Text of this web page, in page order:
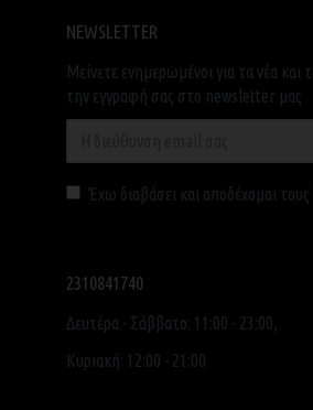
NEWSLETTER
Μείνετε ενημερωμένοι για τα νέα και
την εγγραφή σας στο newsletter μας
Έχω διαβάσει και αποδέχομαι τους
2310841740
Δευτέρα - Σάββατο: 11:00 - 23:00,
Κυριακή: 12:00 - 21:00